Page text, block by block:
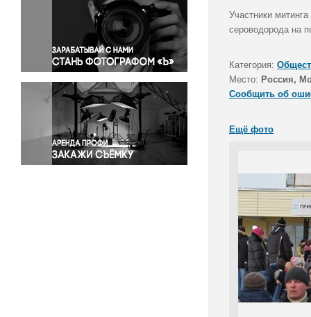
Политика
Правосудие
Происшествия и конфликты
Религия
Светская жизнь
Спорт
Экология
Экономика и бизнес
Участники
сероводорода на
Категория:
Место: Россия,
Сообщить об
Ещё фото